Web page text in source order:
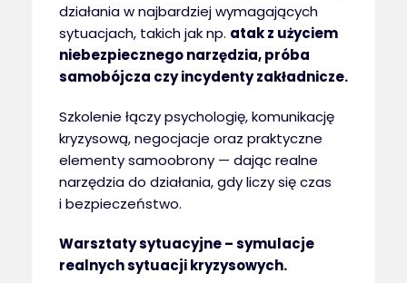
działania w najbardziej wymagających
sytuacjach, takich jak np. atak z użyciem
niebezpiecznego narzędzia, próba
samobójcza czy incydenty zakładnicze.
Szkolenie łączy psychologię, komunikację
kryzysową, negocjacje oraz praktyczne
elementy samoobrony — dając realne
narzędzia do działania, gdy liczy się czas
i bezpieczeństwo.
Warsztaty sytuacyjne – symulacje
realnych sytuacji kryzysowych.